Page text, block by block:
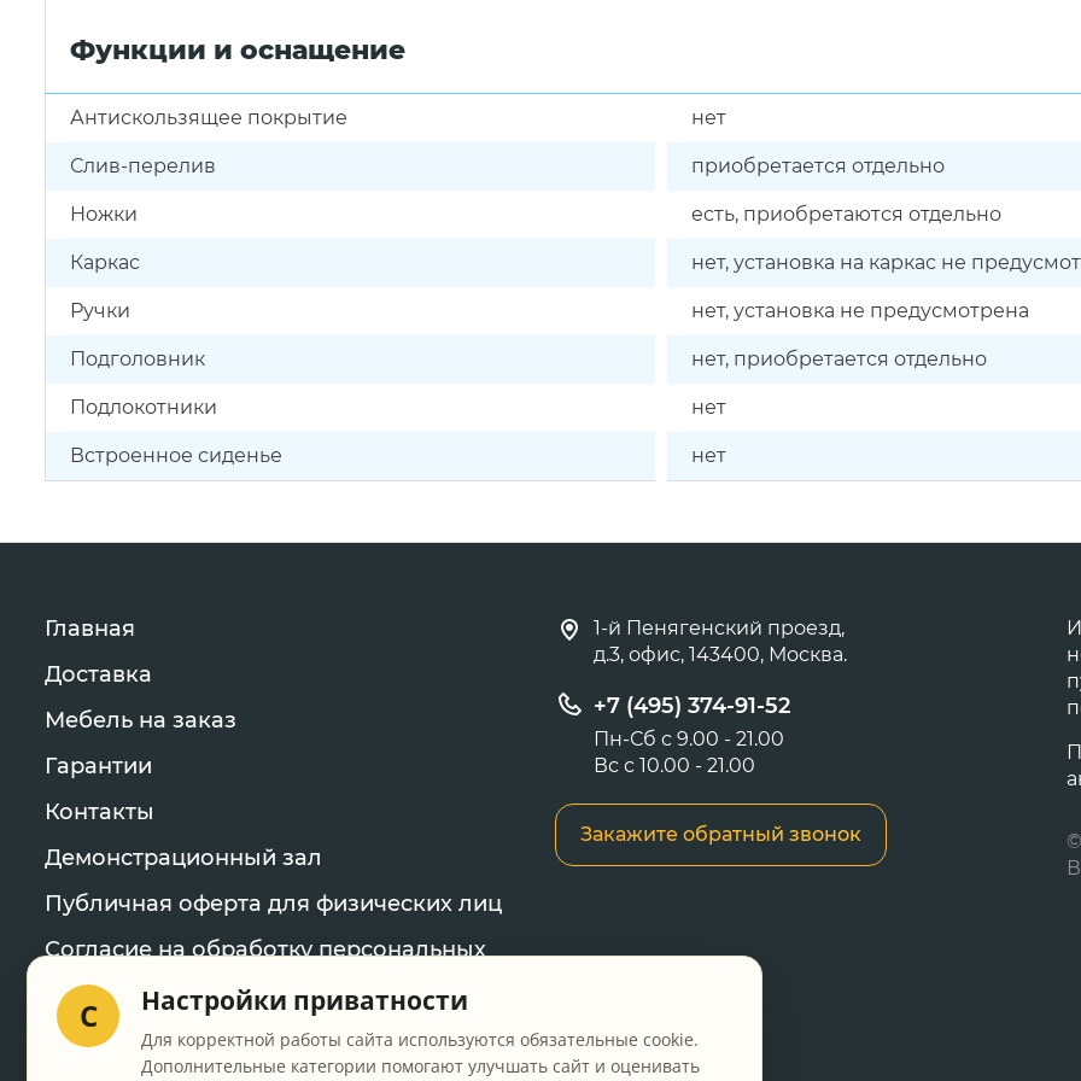
Функции и оснащение
Антискользящее покрытие нет
Слив-перелив приобретается отдельно
Ножки есть, приобретаются отдельно
Каркас нет, установка на каркас не
Ручки нет, установка не предусмотрена
Подголовник нет, приобретается отдельно
Подлокотники нет
Встроенное сиденье нет
Главная
Доставка
Мебель на заказ
Гарантии
Контакты
Демонстрационный зал
Публичная оферта для физических лиц
Согласие на обработку персональных
Политика конфиденциальности
Уведомление об использовании файлов
1-й Пенягенский проезд,
д.3, офис, 143400, Москва.
+7 (495) 374-91-52
Пн-Сб с 9.00 - 21.00
Вс с 10.00 - 21.00
Закажите обратный звонок
C Настройки приватности
Для корректной работы сайта используются обязательные cookie.
Дополнительные категории помогают улучшать сайт и оценивать